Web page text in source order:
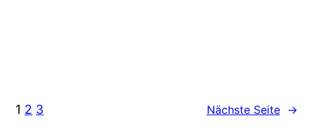
1 2 3 Nächste Seite →